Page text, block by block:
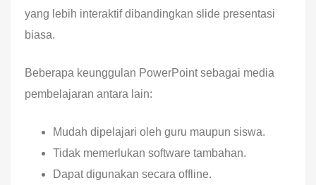
yang lebih interaktif dibandingkan slide presentasi
biasa.
Beberapa keunggulan PowerPoint sebagai media
pembelajaran antara lain:
Mudah dipelajari oleh guru maupun siswa.
Tidak memerlukan software tambahan.
Dapat digunakan secara offline.